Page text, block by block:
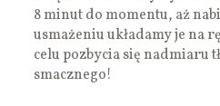
8 minut do momentu, aż
usmażeniu układamy je na
celu pozbycia się nadmiaru
smacznego!